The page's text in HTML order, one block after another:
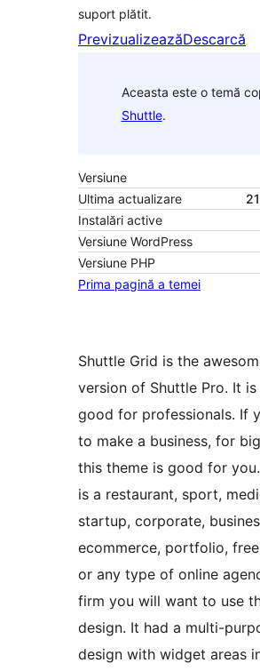
suport plătit.
PrevizualizeazăDescarcă
Aceasta este o temă
Shuttle.
Versiune
Ultima actualizare
Instalări active
Versiune WordPress
Versiune PHP
Prima pagină a temei
Shuttle Grid is the
version of Shuttle Pro. It
good for professionals. If
to make a business, for
this theme is good for
is a restaurant, sport,
startup, corporate,
ecommerce, portfolio,
or any type of online
firm you will want to use
design. It had a multi-
design with widget areas